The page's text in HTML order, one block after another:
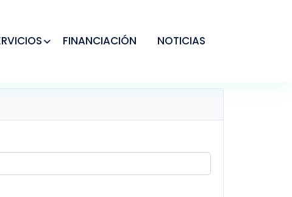
FINANCIACIÓN NOTICIAS